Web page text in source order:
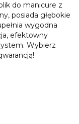
do manicure z
posiada głębokie
wygodna
efektowny
Wybierz